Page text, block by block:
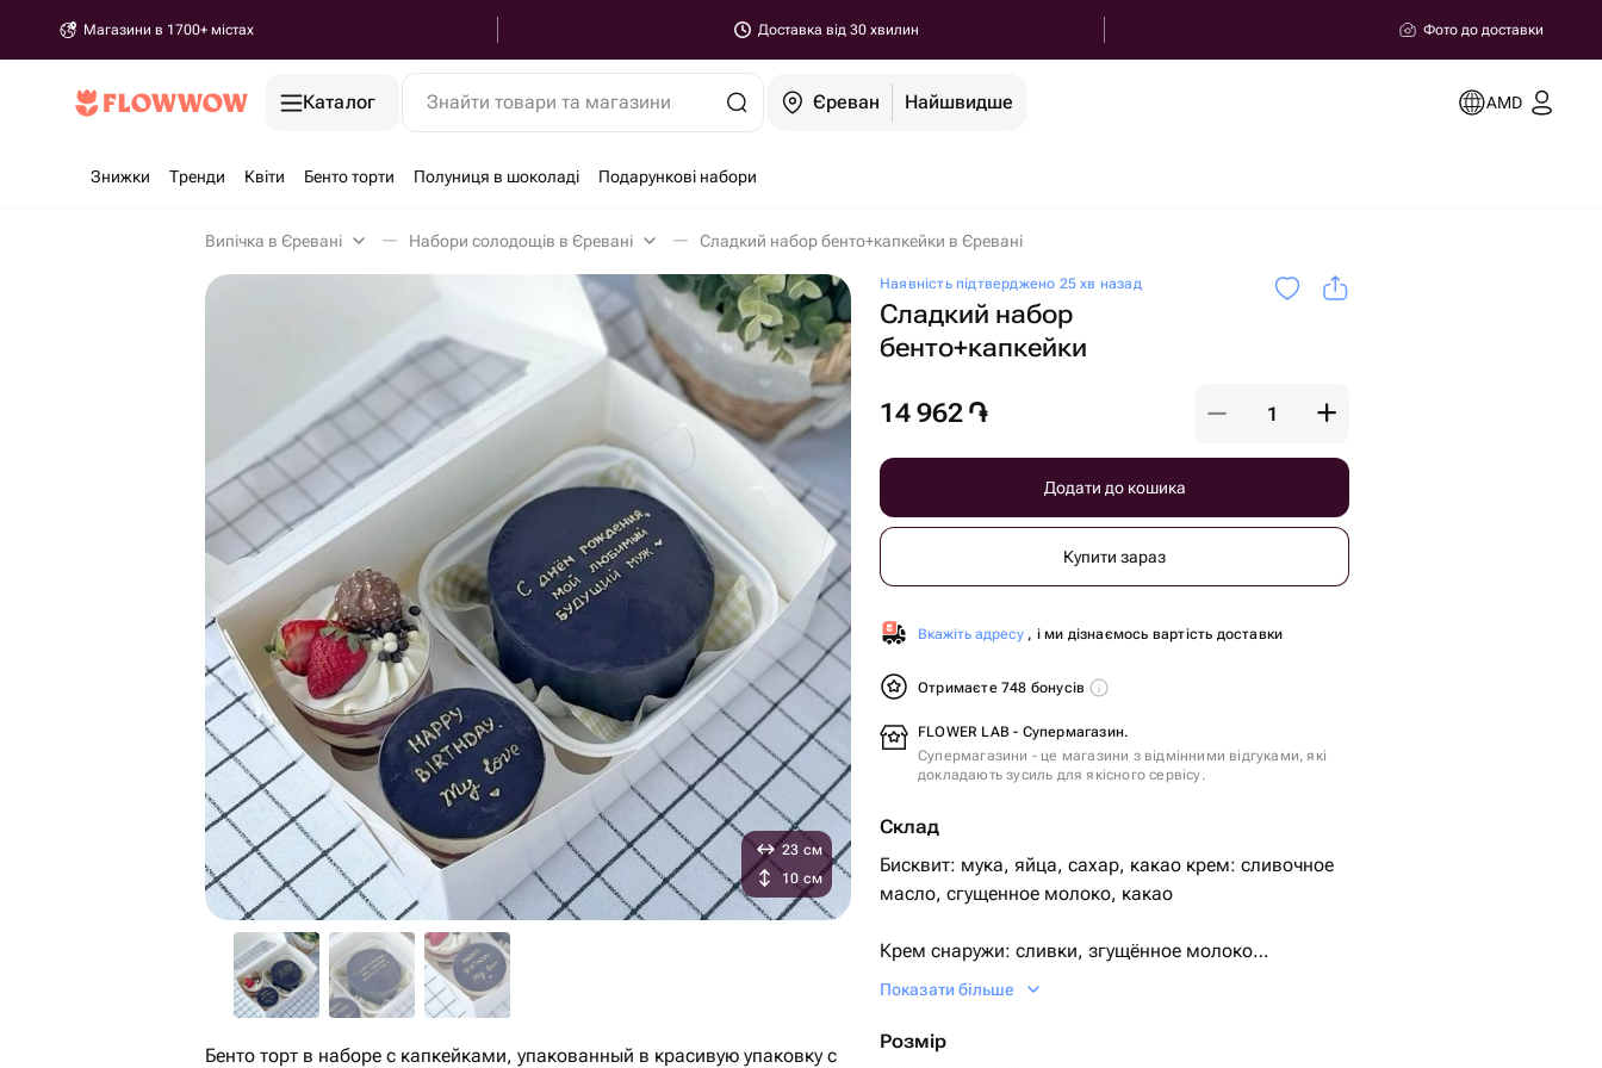
Магазини в 1700+ містах Доставка від 30 хвилин Фото до доставки
Каталог Знайти товари та магазини Єреван Найшвидше AMD
Знижки Тренди Квіти Бенто торти Полуниця в шоколаді Подарункові набори
Випічка в Єревані Набори солодощів в Єревані Сладкий набор бенто+капкейки в Єревані
Наявність підтверджено 25 хв назад
Сладкий набор
бенто+капкейки
14 962 ֏
Додати до кошика
Купити зараз
Вкажіть адресу , і ми дізнаємось вартість доставки
Отримаєте 748 бонусів
FLOWER LAB - Супермагазин.
Супермагазини - це магазини з відмінними відгуками, які
докладають зусиль для якісного сервісу.
Склад
Бисквит: мука, яйца, сахар, какао крем: сливочное
масло, сгущенное молоко, какао
Крем снаружи: сливки, згущённое молоко
Показати більше
Розмір
23 см
10 см
Бенто торт в наборе с капкейками, упакованный в красивую упаковку с